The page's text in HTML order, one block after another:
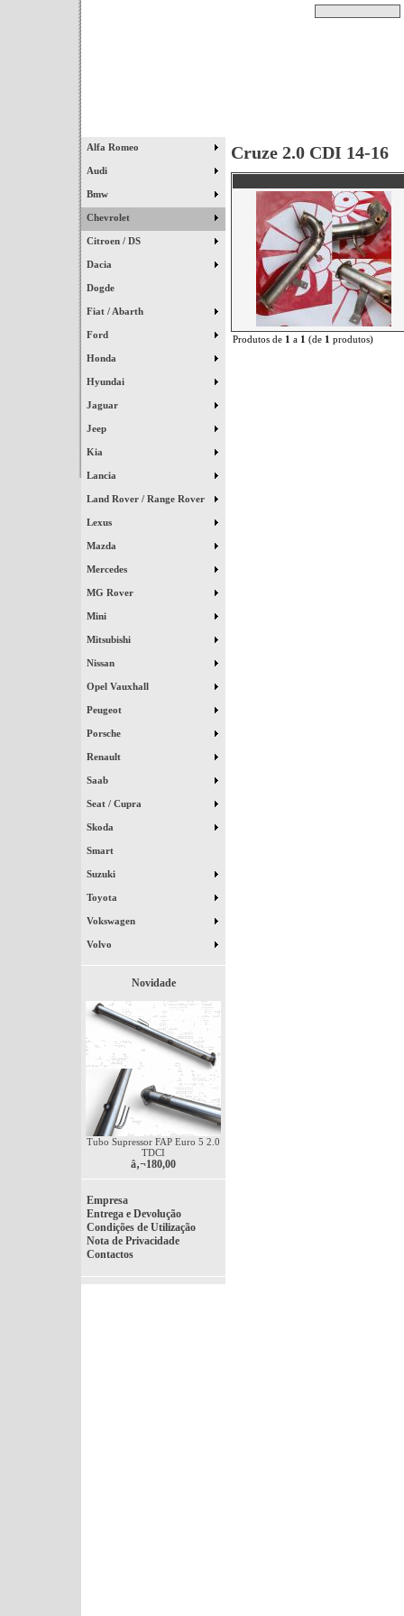
Alfa Romeo
Audi
Bmw
Chevrolet
Citroen / DS
Dacia
Dogde
Fiat / Abarth
Ford
Honda
Hyundai
Jaguar
Jeep
Kia
Lancia
Land Rover / Range Rover
Lexus
Mazda
Mercedes
MG Rover
Mini
Mitsubishi
Nissan
Opel Vauxhall
Peugeot
Porsche
Renault
Saab
Seat / Cupra
Skoda
Smart
Suzuki
Toyota
Vokswagen
Volvo
Novidade
Tubo Supressor FAP Euro 5 2.0
TDCI
â‚¬180,00
Empresa
Entrega e Devolução
Condições de Utilização
Nota de Privacidade
Contactos
Cruze 2.0 CDI 14-16
Produtos de 1 a 1 (de 1 produtos)